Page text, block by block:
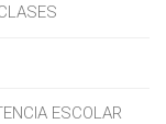
ESCOLAR